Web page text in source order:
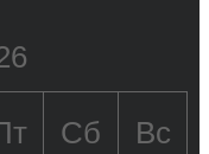
Сб Вс